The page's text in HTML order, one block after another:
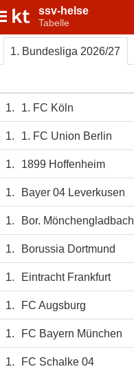
ssv-helse
Tabelle
1. Bundesliga 2026/27
1. 1. FC Köln
1. 1. FC Union Berlin
1. 1899 Hoffenheim
1. Bayer 04 Leverkusen
1. Bor. Mönchengladbach
1. Borussia Dortmund
1. Eintracht Frankfurt
1. FC Augsburg
1. FC Bayern München
1. FC Schalke 04